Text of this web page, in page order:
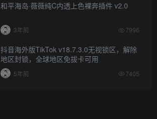
和平海岛·薇薇纯C内透上色裸奔插件 v2.0
3年前 7996
抖音海外版TikTok v18.7.3.0无视锁区，解除
地区封锁，全球地区免拔卡可用
5年前 7405